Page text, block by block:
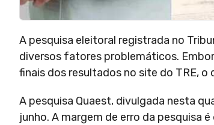
A pesquisa eleitoral registrada no
diversos fatores problemáticos.
finais dos resultados no site do TRE,
A pesquisa Quaest, divulgada nesta
junho. A margem de erro da pesquisa